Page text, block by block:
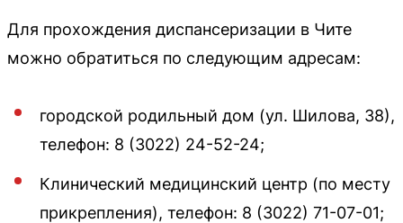
Для прохождения диспансеризации в Чите
можно обратиться по следующим адресам:
городской родильный дом (ул. Шилова, 38),
телефон: 8 (3022) 24-52-24;
Клинический медицинский центр (по месту
прикрепления), телефон: 8 (3022) 71-07-01;